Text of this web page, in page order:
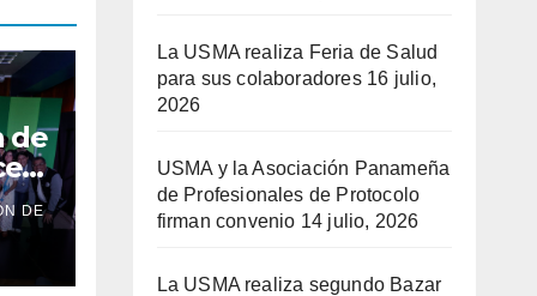
de
DE
La USMA realiza Feria de Salud
para sus colaboradores 16 julio,
2026
USMA y la Asociación Panameña
de Profesionales de Protocolo
firman convenio 14 julio, 2026
La USMA realiza segundo Bazar